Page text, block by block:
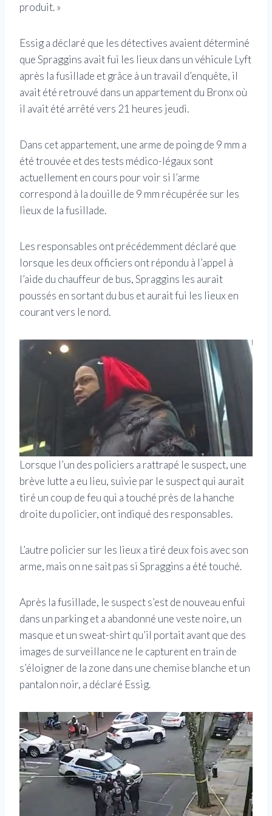
produit. »
Essig a déclaré que les détectives avaient déterminé
que Spraggins avait fui les lieux dans un véhicule Lyft
après la fusillade et grâce à un travail d’enquête, il
avait été retrouvé dans un appartement du Bronx où
il avait été arrêté vers 21 heures jeudi.
Dans cet appartement, une arme de poing de 9 mm a
été trouvée et des tests médico-légaux sont
actuellement en cours pour voir si l’arme
correspond à la douille de 9 mm récupérée sur les
lieux de la fusillade.
Les responsables ont précédemment déclaré que
lorsque les deux officiers ont répondu à l’appel à
l’aide du chauffeur de bus, Spraggins les aurait
poussés en sortant du bus et aurait fui les lieux en
courant vers le nord.
Lorsque l’un des policiers a rattrapé le suspect, une
brève lutte a eu lieu, suivie par le suspect qui aurait
tiré un coup de feu qui a touché près de la hanche
droite du policier, ont indiqué des responsables.
L’autre policier sur les lieux a tiré deux fois avec son
arme, mais on ne sait pas si Spraggins a été touché.
Après la fusillade, le suspect s’est de nouveau enfui
dans un parking et a abandonné une veste noire, un
masque et un sweat-shirt qu’il portait avant que des
images de surveillance ne le capturent en train de
s’éloigner de la zone dans une chemise blanche et un
pantalon noir, a déclaré Essig.